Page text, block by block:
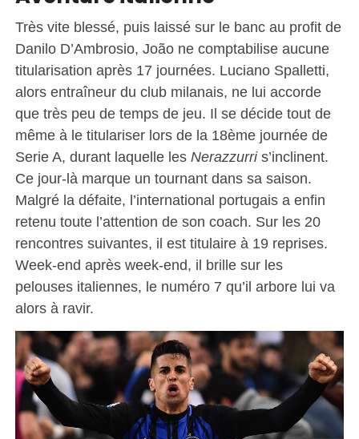
Très vite blessé, puis laissé sur le banc au profit de
Danilo D’Ambrosio, João ne comptabilise aucune
titularisation après 17 journées. Luciano Spalletti,
alors entraîneur du club milanais, ne lui accorde
que très peu de temps de jeu. Il se décide tout de
même à le titulariser lors de la 18ème journée de
Serie A, durant laquelle les Nerazzurris’inclinent.
Ce jour-là marque un tournant dans sa saison.
Malgré la défaite, l’international portugais a enfin
retenu toute l’attention de son coach. Sur les 20
rencontres suivantes, il est titulaire à 19 reprises.
Week-end après week-end, il brille sur les
pelouses italiennes, le numéro 7 qu’il arbore lui va
alors à ravir.